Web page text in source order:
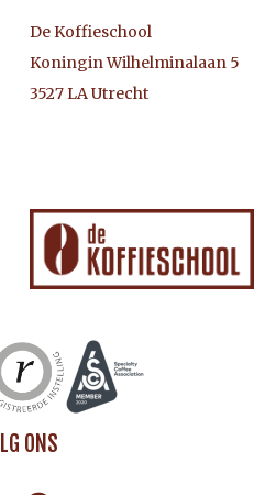
De Koffieschool
Koningin Wilhelminalaan 5
3527 LA Utrecht
ONS